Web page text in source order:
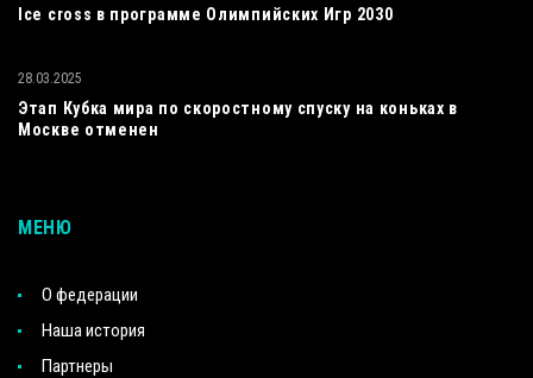
Ice cross в программе Олимпийских Игр 2030
Этап Кубка мира по скоростному спуску на коньках в
Москве отменен
28.03.2025
МЕНЮ
О федерации
Наша история
Партнеры